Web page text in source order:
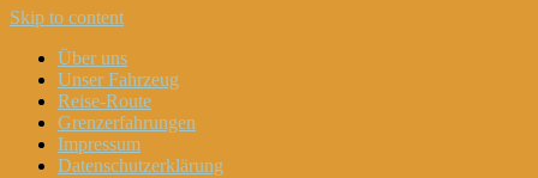
Skip to content
Über uns
Unser Fahrzeug
Reise-Route
Grenzerfahrungen
Impressum
Datenschutzerklärung